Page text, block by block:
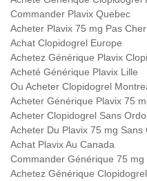
Commander Plavix Quebec
Acheter Plavix 75 mg Pas
Achat Clopidogrel Europe
Achetez Générique Plavix
Acheté Générique Plavix Lille
Ou Acheter Clopidogrel
Acheter Générique Plavix 75
Acheter Clopidogrel Sans
Acheter Du Plavix 75 mg Sans
Achat Plavix Au Canada
Commander Générique 75 mg
Achetez Générique